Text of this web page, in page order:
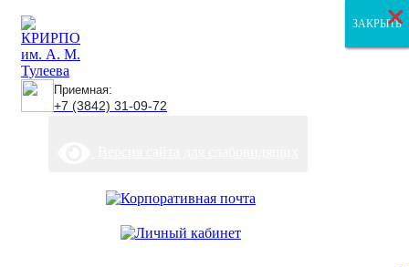
Приемная:
+7 (3842) 31-09-72
ЗАКРЫТЬ
ЗАКРЫТЬ
ЗАКРЫТЬ
×
×
×